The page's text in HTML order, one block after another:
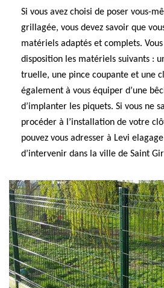
Si vous avez choisi de poser vous-
grillagée, vous devez savoir que
matériels adaptés et complets.
disposition les matériels suivants :
truelle, une pince coupante et une
également à vous équiper d’une
d’implanter les piquets. Si vous ne
procéder à l’installation de votre
pouvez vous adresser à Levi
d’intervenir dans la ville de Saint